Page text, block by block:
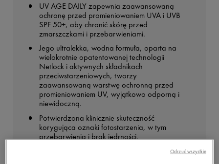
UV AGE DAILY zapewnia zaawansowaną
ochronę przed promieniowaniem UVA i UVB
SPF 50+, aby chronić skórę przed
zmarszczkami i przebarwieniami.
Jego ultralekka, wodna formuła, oparta na
wielokrotnie opatentowanej technologii
Netlock i aktywnych składnikach
przeciwstarzeniowych, tworzy
zaawansowaną warstwę ochronną przed
promieniowaniem UV, wyjątkowo odporną i
niewidoczną.
Potwierdzona klinicznie skuteczność
korygująca oznaki fotostarzenia, w tym
przebarwienia i brak jędrności.
Odrzuć wszystkie